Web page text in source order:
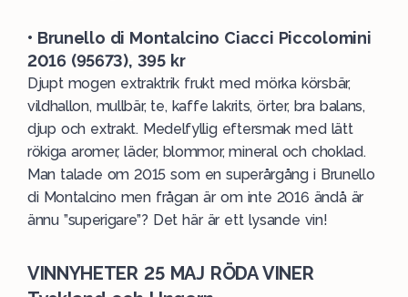
• Brunello di Montalcino Ciacci Piccolomini
2016 (95673), 395 kr
Djupt mogen extraktrik frukt med mörka körsbär,
vildhallon, mullbär, te, kaffe lakrits, örter, bra balans,
djup och extrakt. Medelfyllig eftersmak med lätt
rökiga aromer, läder, blommor, mineral och choklad.
Man talade om 2015 som en superårgång i Brunello
di Montalcino men frågan är om inte 2016 ändå är
ännu ”superigare”? Det här är ett lysande vin!
VINNYHETER 25 MAJ RÖDA VINER